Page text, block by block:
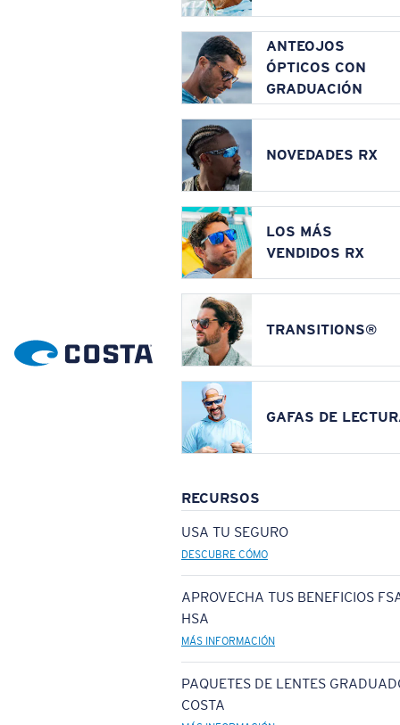
ANTEOJOS
ÓPTICOS CON
GRADUACIÓN
NOVEDADES RX
LOS MÁS
VENDIDOS RX
TRANSITIONS®
GAFAS DE
RECURSOS
USA TU SEGURO
DESCUBRE CÓMO
APROVECHA TUS BENEFICIOS
HSA
MÁS INFORMACIÓN
PAQUETES DE LENTES
COSTA